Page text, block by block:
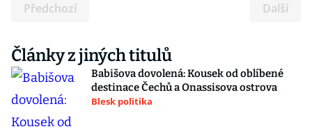
Předchozí Další
Články z jiných titulů
Babišova dovolená: Kousek od oblíbené
destinace Čechů a Onassisova ostrova
Blesk politika